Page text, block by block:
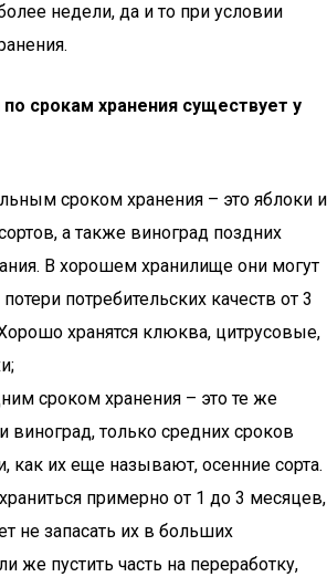
недели, да и то при условии
срокам хранения существует у
сроком хранения – это яблоки и
а также виноград поздних
В хорошем хранилище они могут
потребительских качеств от 3
хранятся клюква, цитрусовые,
сроком хранения – это те же
виноград, только средних сроков
как их еще называют, осенние сорта.
примерно от 1 до 3 месяцев,
не запасать их в больших
же пустить часть на переработку,